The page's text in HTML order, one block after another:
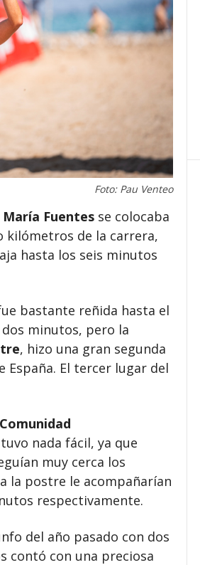
Foto: Pau Venteo
María Fuentesse colocaba
kilómetros de la carrera,
hasta los seis minutos
bastante reñida hasta el
minutos, pero la
, hizo una gran segunda
España. El tercer lugar del
Comunidad
nada fácil, ya que
muy cerca los
la postre le acompañarían
respectivamente.
del año pasado con dos
contó con una preciosa